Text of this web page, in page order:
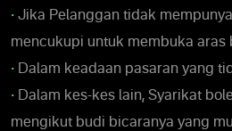
• Jika Pelanggan tidak
mencukupi untuk membuka aras
• Dalam keadaan pasaran yang
• Dalam kes-kes lain, Syarikat
mengikut budi bicaranya yang